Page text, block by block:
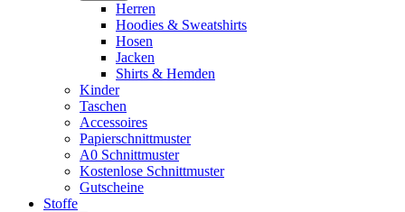
Herren
Hoodies & Sweatshirts
Hosen
Jacken
Shirts & Hemden
Kinder
Taschen
Accessoires
Papierschnittmuster
A0 Schnittmuster
Kostenlose Schnittmuster
Gutscheine
Stoffe